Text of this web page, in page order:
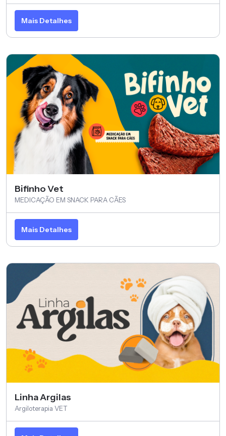
Mais Detalhes
Bifinho Vet
MEDICAÇÃO EM SNACK PARA CÃES
Mais Detalhes
Linha Argilas
Argiloterapia VET